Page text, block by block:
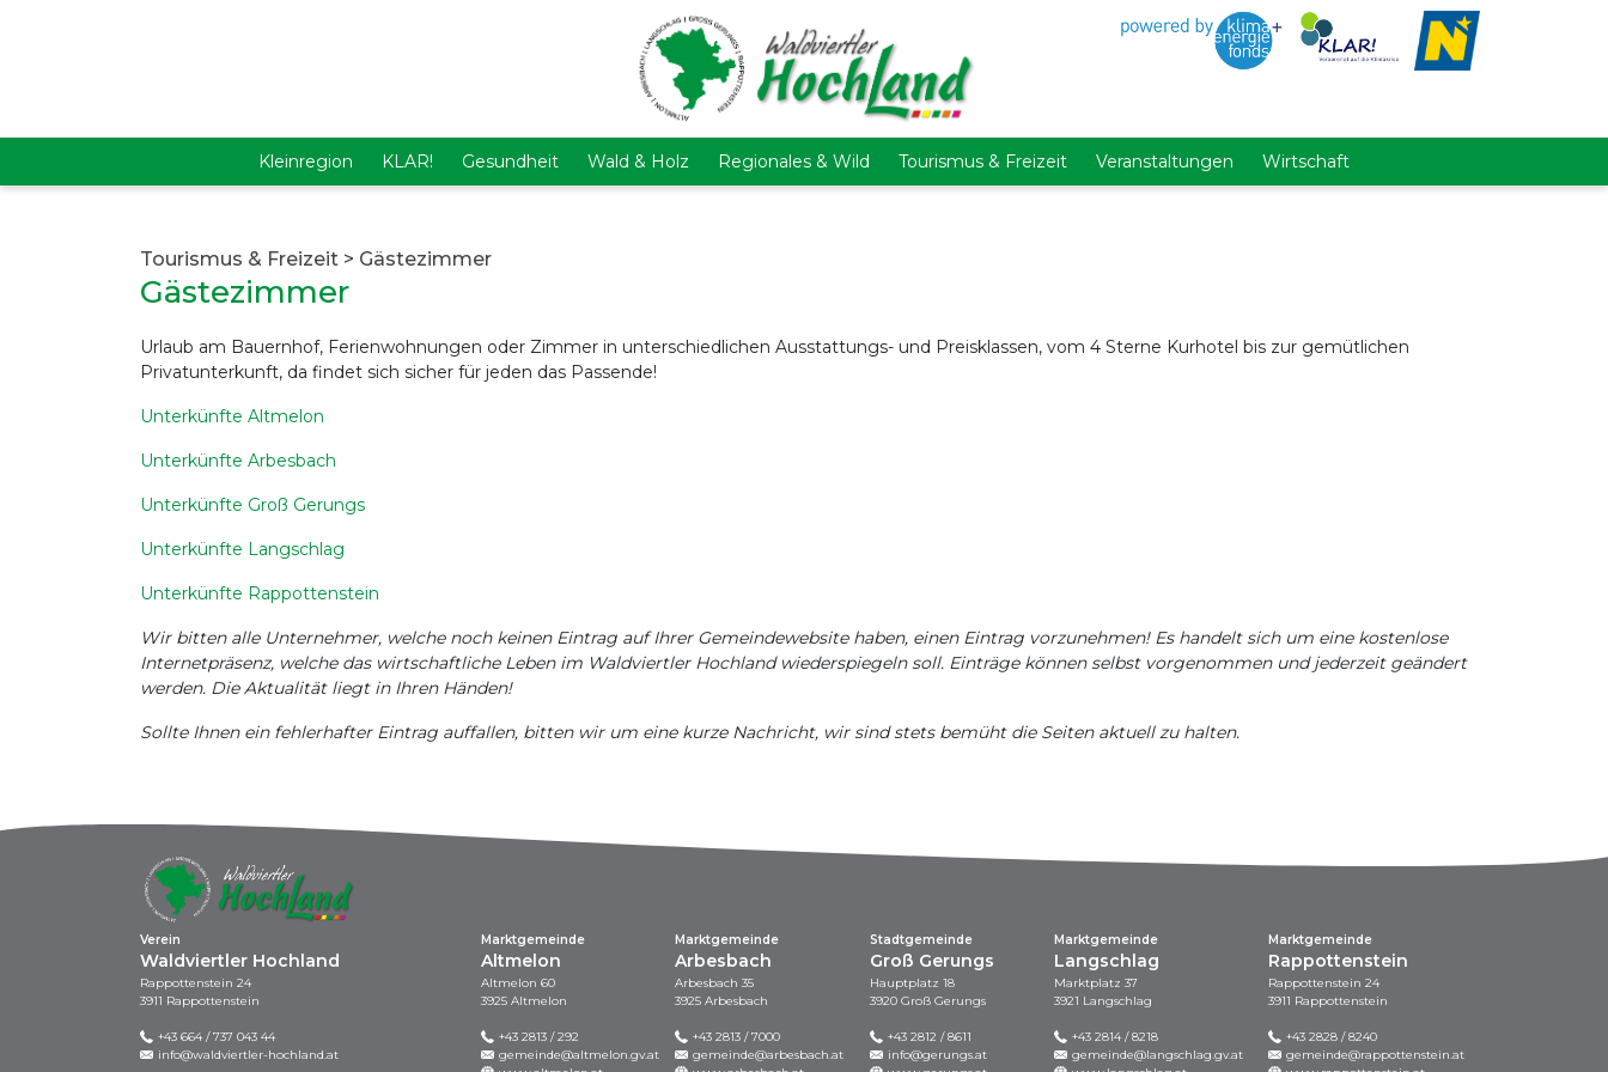
Kleinregion KLAR! Gesundheit Wald & Holz Regionales & Wild Tourismus & Freizeit Veranstaltungen Wirtschaft
Tourismus & Freizeit > Gästezimmer
Gästezimmer
Urlaub am Bauernhof, Ferienwohnungen oder Zimmer in unterschiedlichen Ausstattungs- und Preisklassen, vom 4 Sterne Kurhotel bis zur gemütlichen
Privatunterkunft, da findet sich sicher für jeden das Passende!
Unterkünfte Altmelon
Unterkünfte Arbesbach
Unterkünfte Groß Gerungs
Unterkünfte Langschlag
Unterkünfte Rappottenstein
Wir bitten alle Unternehmer, welche noch keinen Eintrag auf Ihrer Gemeindewebsite haben, einen Eintrag vorzunehmen! Es handelt sich um eine kostenlose
Internetpräsenz, welche das wirtschaftliche Leben im Waldviertler Hochland wiederspiegeln soll. Einträge können selbst vorgenommen und jederzeit geändert
werden. Die Aktualität liegt in Ihren Händen!
Sollte Ihnen ein fehlerhafter Eintrag auffallen, bitten wir um eine kurze Nachricht, wir sind stets bemüht die Seiten aktuell zu halten.
Verein
Waldviertler Hochland
Rappottenstein 24
3911 Rappottenstein
+43 664 / 737 043 44
info@waldviertler-hochland.at
Marktgemeinde
Altmelon
Altmelon 60
3925 Altmelon
+43 2813 / 292
gemeinde@altmelon.gv.at
Marktgemeinde
Arbesbach
Arbesbach 35
3925 Arbesbach
+43 2813 / 7000
gemeinde@arbesbach.at
Stadtgemeinde
Groß Gerungs
Hauptplatz 18
3920 Groß Gerungs
+43 2812 / 8611
info@gerungs.at
Marktgemeinde
Langschlag
Marktplatz 37
3921 Langschlag
+43 2814 / 8218
gemeinde@langschlag.gv.at
Marktgemeinde
Rappottenstein
Rappottenstein 24
3911 Rappottenstein
+43 2828 / 8240
gemeinde@rappottenstein.at